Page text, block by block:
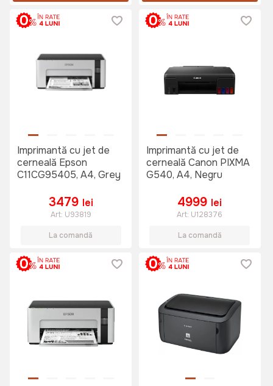
Imprimantă cu jet de
cerneală Epson
C11CG95405, A4, Grey
3479 lei
Art: U93819
La comandă
Imprimantă cu jet de
cerneală Canon PIXMA
G540, A4, Negru
4999 lei
Art: U128376
La comandă